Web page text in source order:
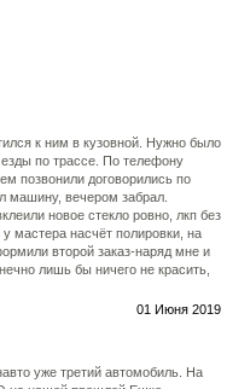
к ним в кузовной. Нужно было
езды по трассе. По телефону
позвонили договорились по
машину, вечером забрал.
новое стекло ровно, лкп без
мастера насчёт полировки, на
второй заказ-наряд мне и
лишь бы ничего не красить,
01 Июня 2019
уже третий автомобиль. На